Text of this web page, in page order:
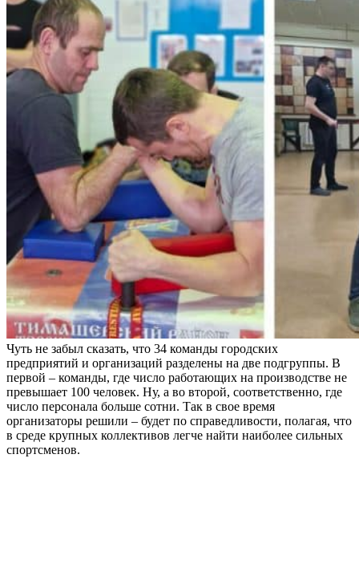
Чуть не забыл сказать, что 34 команды городских
предприятий и организаций разделены на две подгруппы. В
первой – команды, где число работающих на производстве не
превышает 100 человек. Ну, а во второй, соответственно, где
число персонала больше сотни. Так в свое время
организаторы решили – будет по справедливости, полагая, что
в среде крупных коллективов легче найти наиболее сильных
спортсменов.